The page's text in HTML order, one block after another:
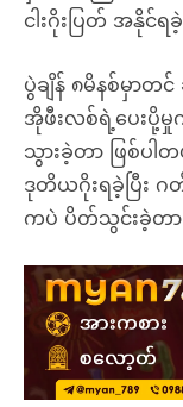
ငါးဂိုးပြတ် အနိုင်ရ
ပွဲချိန် ၈မိနစ်မှာတင်
အိုဖီးလစ်ရဲ့ပေးပို့
သွားခဲ့တာ ဖြစ်ပါ
ဒုတိယဂိုးရခဲ့ပြီး
ကပဲ ပိတ်သွင်းခဲ့တာ